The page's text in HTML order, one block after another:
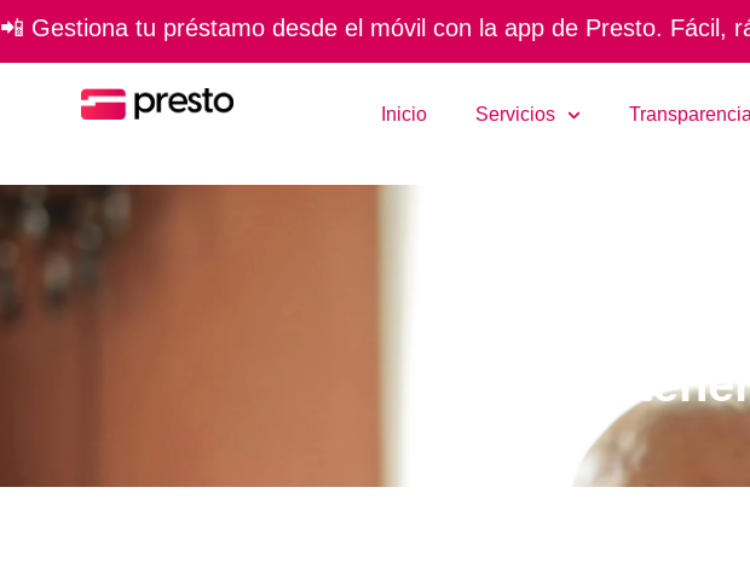
📲 Gestiona tu préstamo desde el móvil con la app de Presto. Fácil,
Inicio Servicios Transparencia
Préstamos
opciones